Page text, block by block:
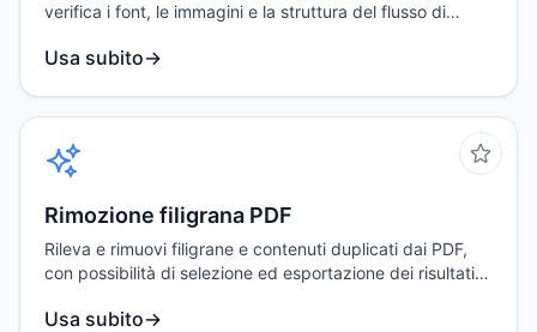
verifica i font, le immagini e la struttura del flusso di
Usa subito→
Rimozione filigrana PDF
Rileva e rimuovi filigrane e contenuti duplicati dai PDF,
con possibilità di selezione ed esportazione dei risultati
Usa subito→